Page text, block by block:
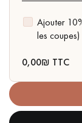
Ajouter
les coupes)
0,00₪ TTC